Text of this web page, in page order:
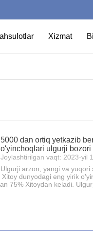
Xizmat
5000 dan ortiq yetkazib
o'yinchoqlari ulgurji bozori
Joylashtirilgan vaqt: 2023-yil
Ulgurji arzon, yangi va
dunyodagi eng yirik
75% Xitoydan keladi.